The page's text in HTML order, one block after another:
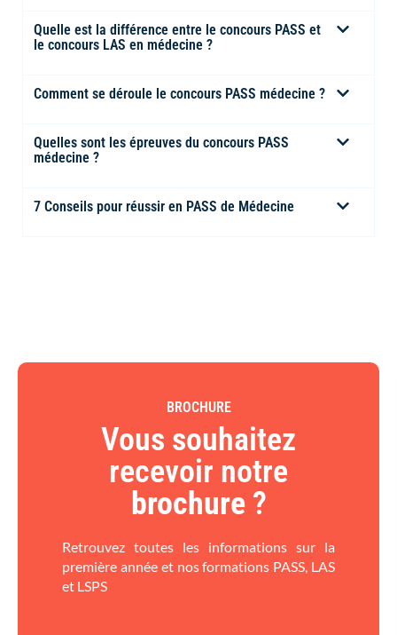
Quelle est la différence entre le concours PASS et
le concours LAS en médecine ?
Comment se déroule le concours PASS médecine ?
Quelles sont les épreuves du concours PASS
médecine ?
7 Conseils pour réussir en PASS de Médecine
BROCHURE
Vous souhaitez
recevoir notre
brochure?​
Retrouvez toutes les informations sur la
première année et nos formations PASS, LAS
et LSPS